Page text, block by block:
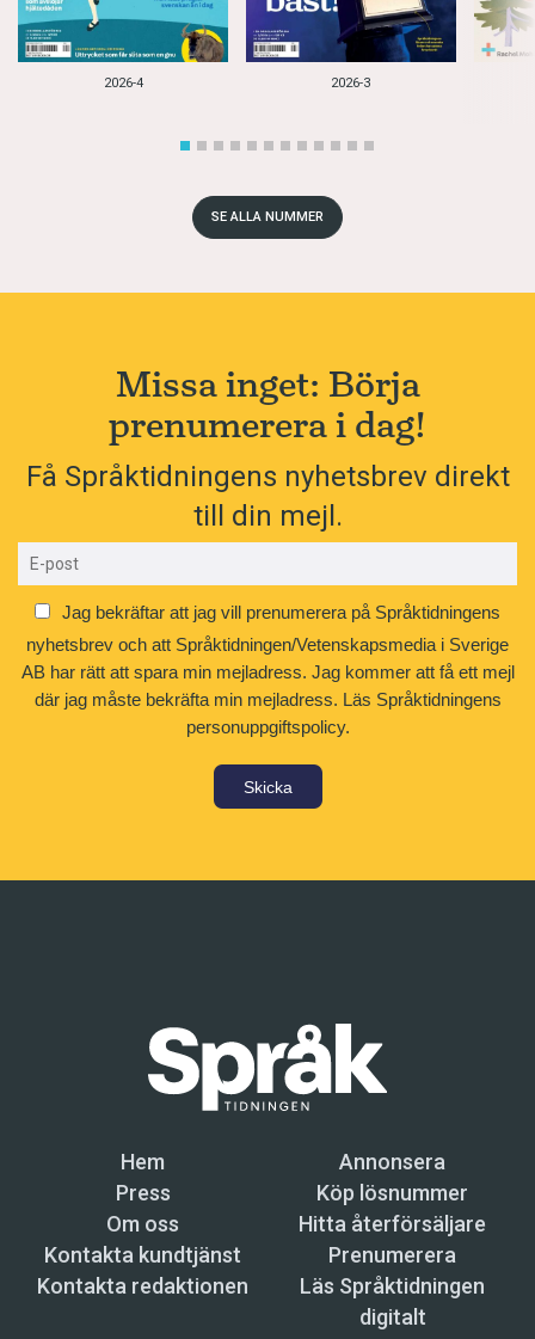
2026-4 2026-3
SE ALLA NUMMER
Missa inget: Börja
prenumerera i dag!
Få Språktidningens nyhetsbrev direkt
till din mejl.
Jag bekräftar att jag vill prenumerera på Språktidningens
nyhetsbrev och att Språktidningen/Vetenskapsmedia i Sverige
AB har rätt att spara min mejladress. Jag kommer att få ett mejl
där jag måste bekräfta min mejladress. Läs Språktidningens
personuppgiftspolicy.
Skicka
Hem
Annonsera
Press
Köp lösnummer
Om oss
Hitta återförsäljare
Kontakta kundtjänst
Prenumerera
Kontakta redaktionen
Läs Språktidningen
digitalt